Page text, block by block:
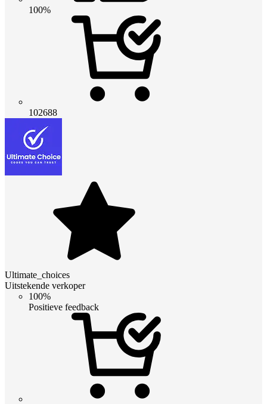
100%
102688
Ultimate_choices
Uitstekende verkoper
100%
Positieve feedback